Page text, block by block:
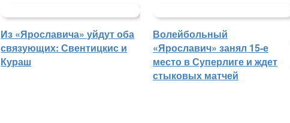
Из «Ярославича» уйдут оба
связующих: Свентицкис и
Кураш
Волейбольный
«Ярославич» занял 15-е
место в Суперлиге и ждет
стыковых матчей